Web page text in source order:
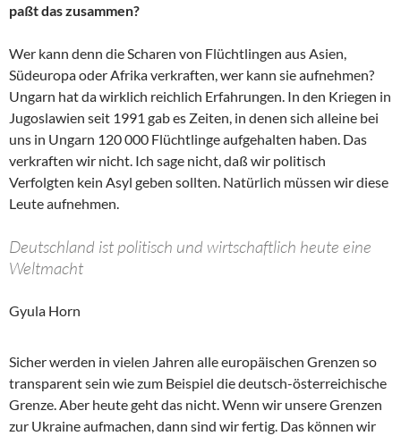
paßt das zusammen?
Wer kann denn die Scharen von Flüchtlingen aus Asien,
Südeuropa oder Afrika verkraften, wer kann sie aufnehmen?
Ungarn hat da wirklich reichlich Erfahrungen. In den Kriegen in
Jugoslawien seit 1991 gab es Zeiten, in denen sich alleine bei
uns in Ungarn 120 000 Flüchtlinge aufgehalten haben. Das
verkraften wir nicht. Ich sage nicht, daß wir politisch
Verfolgten kein Asyl geben sollten. Natürlich müssen wir diese
Leute aufnehmen.
Deutschland ist politisch und wirtschaftlich heute eine
Weltmacht
Gyula Horn
Sicher werden in vielen Jahren alle europäischen Grenzen so
transparent sein wie zum Beispiel die deutsch-österreichische
Grenze. Aber heute geht das nicht. Wenn wir unsere Grenzen
zur Ukraine aufmachen, dann sind wir fertig. Das können wir